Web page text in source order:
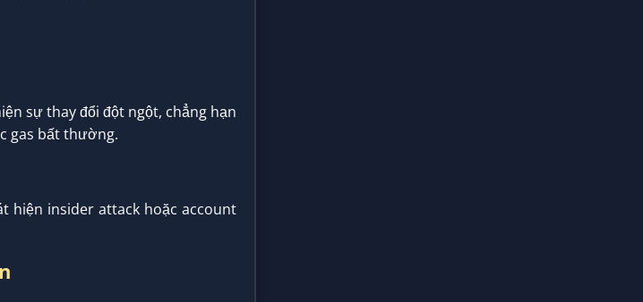
sự thay đổi đột ngột, chẳng hạn
gas bất thường.
hiện insider attack hoặc account